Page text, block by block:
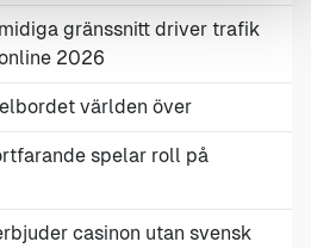
gränssnitt driver trafik
2026
världen över
spelar roll på
casinon utan svensk